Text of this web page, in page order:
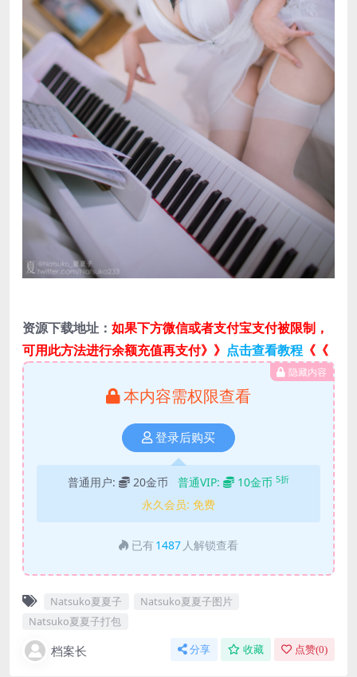
资源下载地址： 如果下方微信或者支付宝支付被限制，
可用此方法进行余额充值再支付》》 点击查看教程 《《
隐藏内容
本内容需权限查看
登录后购买
普通用户: 20金币 普通VIP: 10金币 5折
永久会员: 免费
已有 1487 人解锁查看
Natsuko夏夏子
Natsuko夏夏子图片
Natsuko夏夏子打包
档案长 分享 收藏 点赞(0)